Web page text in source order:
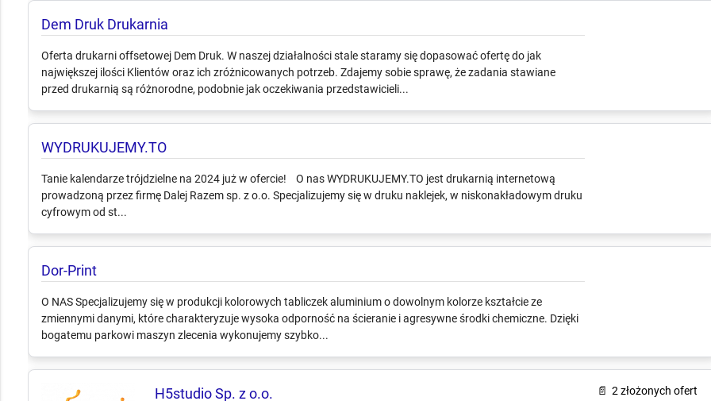
Dem Druk Drukarnia
Oferta drukarni offsetowej Dem Druk. W naszej działalności stale staramy się dopasować ofertę do jak
największej ilości Klientów oraz ich zróżnicowanych potrzeb. Zdajemy sobie sprawę, że zadania stawiane
przed drukarnią są różnorodne, podobnie jak oczekiwania przedstawicieli...
WYDRUKUJEMY.TO
Tanie kalendarze trójdzielne na 2024 już w ofercie! O nas WYDRUKUJEMY.TO jest drukarnią internetową
prowadzoną przez firmę Dalej Razem sp. z o.o. Specjalizujemy się w druku naklejek, w niskonakładowym druku
cyfrowym od st...
Dor-Print
O NAS Specjalizujemy się w produkcji kolorowych tabliczek aluminium o dowolnym kolorze kształcie ze
zmiennymi danymi, które charakteryzuje wysoka odporność na ścieranie i agresywne środki chemiczne. Dzięki
bogatemu parkowi maszyn zlecenia wykonujemy szybko...
H5studio Sp. z o.o. 📄 2 złożonych ofert